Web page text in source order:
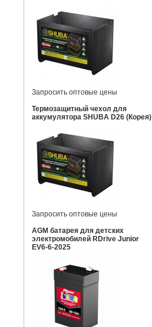
Запросить оптовые цены
Термозащитный чехол для
аккумулятора SHUBA D26 (Корея)
Запросить оптовые цены
AGM батарея для детских
электромобилей RDrive Junior
EV6-6-2025